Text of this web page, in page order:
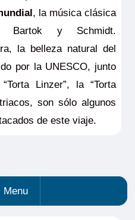
, la música clásica
Bartok y Schmidt.
la belleza natural del
por la UNESCO, junto
Linzer”, la “Torta
son sólo algunos
de este viaje.
Menu